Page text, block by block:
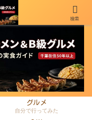
・B級グルメを本音レビュー
グルメ
自分で行ってみた
検索